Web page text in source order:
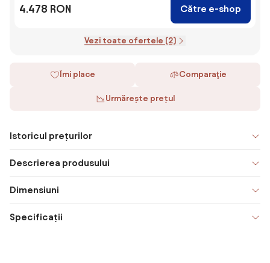
4.478 RON Către e-shop
Vezi toate ofertele (2)
Îmi place Comparaţie
Urmărește prețul
Istoricul prețurilor
Descrierea produsului
Dimensiuni
Specificații